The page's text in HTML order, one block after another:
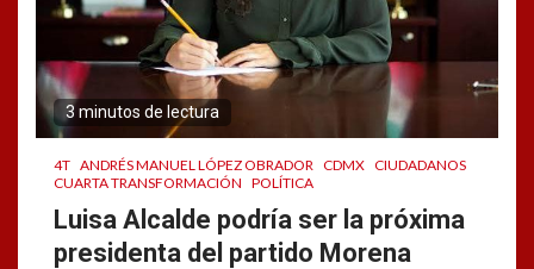
3 minutos de lectura
4T ANDRÉS MANUEL LÓPEZ OBRADOR CDMX CIUDADANOS
CUARTA TRANSFORMACIÓN POLÍTICA
Luisa Alcalde podría ser la próxima
presidenta del partido Morena